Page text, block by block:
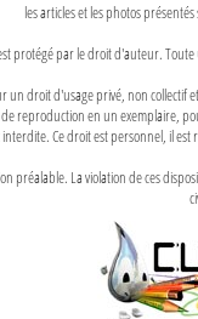
les articles et les photos
protégé par le droit d'auteur.
un droit d'usage privé, non
reproduction en un exemplaire,
Ce droit est personnel, il
préalable. La violation de ces